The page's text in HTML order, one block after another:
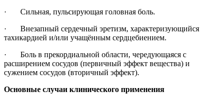
· Сильная, пульсирующая головная боль.
· Внезапный сердечный эретизм, характеризующийся
тахикардией и/или учащённым сердцебиением.
· Боль в прекордиальной области, чередующаяся с
расширением сосудов (первичный эффект вещества) и
сужением сосудов (вторичный эффект).
Основные случаи клинического применения